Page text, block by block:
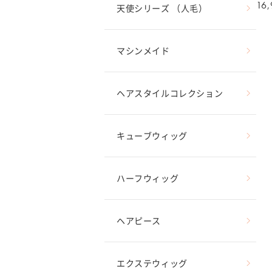
天使シリーズ （人毛）
マシンメイド
ヘアスタイルコレクション
キューブウィッグ
ハーフウィッグ
ヘアピース
エクステウィッグ
通